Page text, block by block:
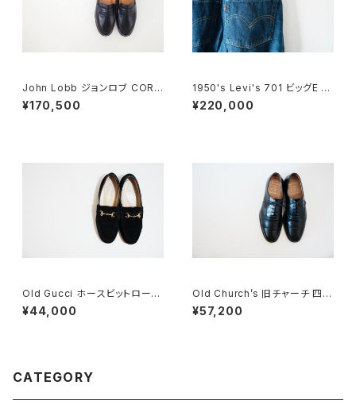
John Lobb ジョンロブ CORT
EZ LOPEZ コインローファー D
EADSTOCK
¥170,500
1950's Levi's 701 ビッグE 2
4×30
¥220,000
Old Gucci ホースビットローフ
ァー 6.5B スエードBK
¥44,000
Old Church’s 旧チャーチ 四都
市 Consul 60F
¥57,200
CATEGORY